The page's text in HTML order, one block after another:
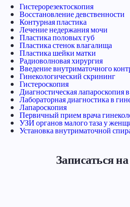
Гистерорезектоскопия
Восстановление девственности
Контурная пластика
Лечение недержания мочи
Пластика половых губ
Пластика стенок влагалища
Пластика шейки матки
Радиоволновая хирургия
Введение внутриматочного
Гинекологический скрининг
Гистероскопия
Диагностическая лапароскопия
Лабораторная диагностика в
Лапароскопия
Первичный прием врача
УЗИ органов малого таза у
Установка внутриматочной
Записаться